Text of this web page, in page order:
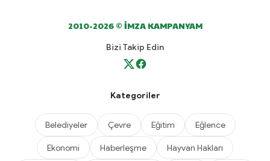
2010-2026 © İMZA KAMPANYAM
Bizi Takip Edin
Kategoriler
Belediyeler Çevre Eğitim Eğlence
Ekonomi Haberleşme Hayvan Hakları